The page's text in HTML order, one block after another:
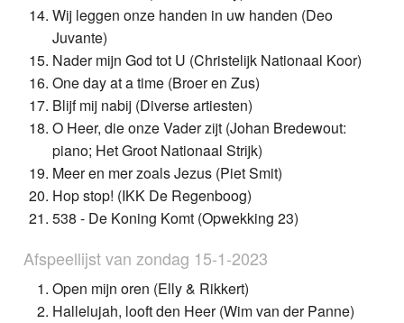
Wij leggen onze handen in uw handen (Deo
Juvante)
Nader mijn God tot U (Christelijk Nationaal Koor)
One day at a time (Broer en Zus)
Blijf mij nabij (Diverse artiesten)
O Heer, die onze Vader zijt (Johan Bredewout:
piano; Het Groot Nationaal Strijk)
Meer en mer zoals Jezus (Piet Smit)
Hop stop! (IKK De Regenboog)
538 - De Koning Komt (Opwekking 23)
Afspeellijst van zondag 15-1-2023
Open mijn oren (Elly & Rikkert)
Hallelujah, looft den Heer (Wim van der Panne)